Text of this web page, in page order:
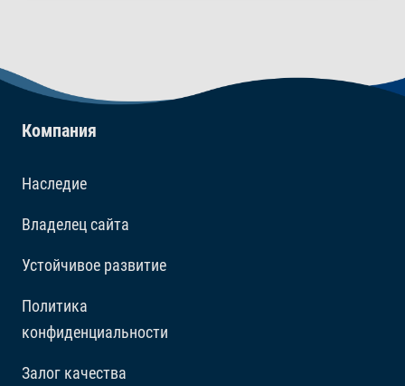
Компания
Наследие
Владелец сайта
Устойчивое развитие
Политика
конфиденциальности
Залог качества